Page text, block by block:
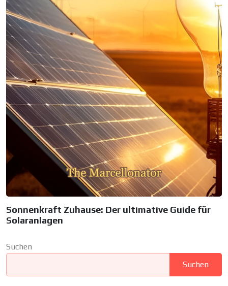
Sonnenkraft Zuhause: Der ultimative Guide für
Solaranlagen
Suchen
Suchen